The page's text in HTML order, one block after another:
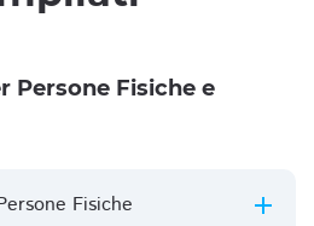
Persone Fisiche e
Fisiche